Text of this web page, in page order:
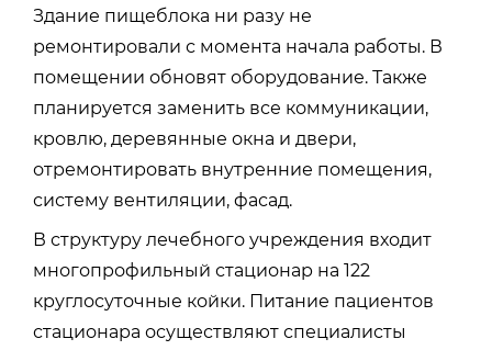
Здание пищеблока ни разу не
ремонтировали с момента начала работы. В
помещении обновят оборудование. Также
планируется заменить все коммуникации,
кровлю, деревянные окна и двери,
отремонтировать внутренние помещения,
систему вентиляции, фасад.
В структуру лечебного учреждения входит
многопрофильный стационар на 122
круглосуточные койки. Питание пациентов
стационара осуществляют специалисты